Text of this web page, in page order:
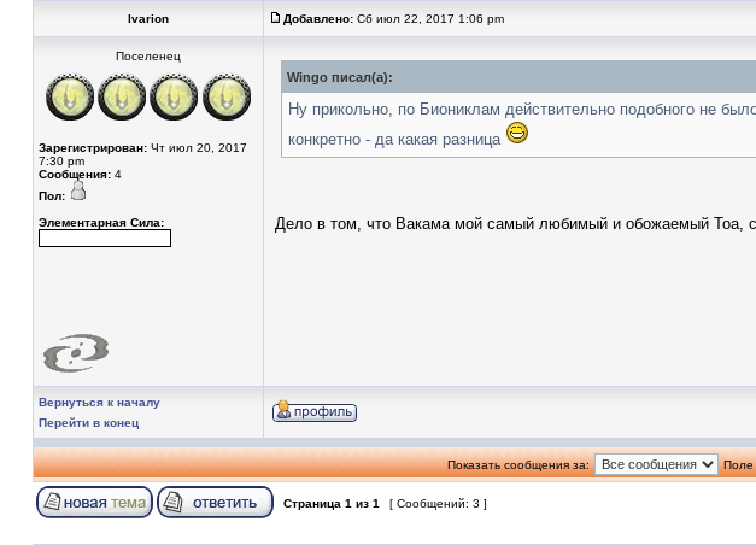
Ivarion Добавлено: Сб июл 22, 2017 1:06 pm
Поселенец
Зарегистрирован: Чт июл 20, 2017
7:30 pm
Сообщения: 4
Пол:
Элементарная Сила:
Wingo писал(а):
Ну прикольно, по Биониклам действительно подобного не
конкретно - да какая разница
Дело в том, что Вакама мой самый любимый и обожаемый Тоа,
Вернуться к началу
Перейти в конец
Показать сообщения за: Поле
Страница 1 из 1 [ Сообщений: 3 ]